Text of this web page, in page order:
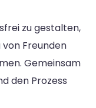
zu gestalten,
Freunden
Gemeinsam
den Prozess